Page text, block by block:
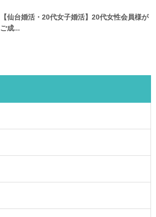
【仙台婚活・20代女子婚活】20代女性会員様が
ご成...